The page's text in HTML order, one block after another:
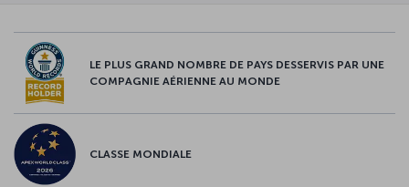
LE PLUS GRAND NOMBRE DE PAYS DESSERVIS PAR UNE
COMPAGNIE AÉRIENNE AU MONDE
CLASSE MONDIALE